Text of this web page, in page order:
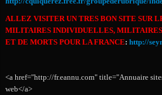
ALLEZ VISITER UN TRES BON SITE SUR
MILITAIRES INDIVIDUELLES, MILITAIRES
ET DE MORTS POUR LA FRANCE: http://
<a href="http://fr.eannu.com" title="Annuaire
web</a>